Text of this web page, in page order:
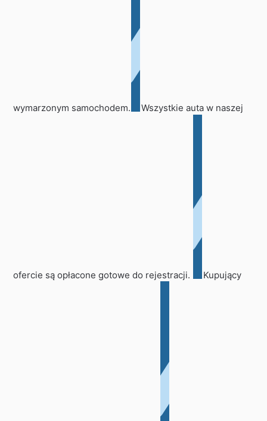
wymarzonym samochodem. Wszystkie auta w naszej
ofercie są opłacone gotowe do rejestracji. Kupujący